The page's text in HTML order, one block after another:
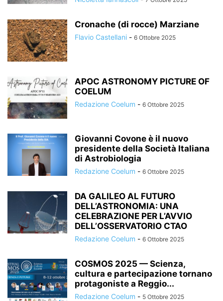
Cronache (di rocce) Marziane
Flavio Castellani - 6 Ottobre 2025
APOC ASTRONOMY PICTURE OF
COELUM
Redazione Coelum - 6 Ottobre 2025
Giovanni Covone è il nuovo
presidente della Società Italiana
di Astrobiologia
Redazione Coelum - 6 Ottobre 2025
DA GALILEO AL FUTURO
DELL’ASTRONOMIA: UNA
CELEBRAZIONE PER L’AVVIO
DELL’OSSERVATORIO CTAO
Redazione Coelum - 6 Ottobre 2025
COSMOS 2025 — Scienza,
cultura e partecipazione tornano
protagoniste a Reggio...
Redazione Coelum - 5 Ottobre 2025